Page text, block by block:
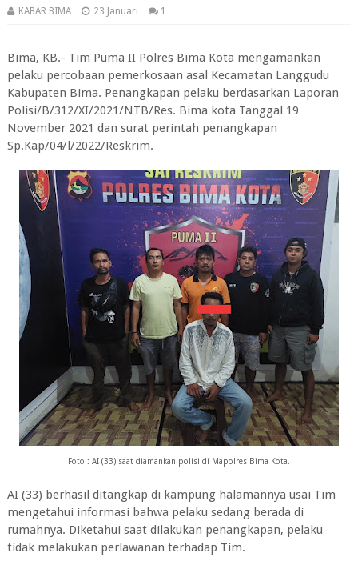
KABAR BIMA 23 Januari 1
Bima, KB.- Tim Puma II Polres Bima Kota mengamankan
pelaku percobaan pemerkosaan asal Kecamatan Langgudu
Kabupaten Bima. Penangkapan pelaku berdasarkan Laporan
Polisi/B/312/XI/2021/NTB/Res. Bima kota Tanggal 19
November 2021 dan surat perintah penangkapan
Sp.Kap/04/l/2022/Reskrim.
Foto : AI (33) saat diamankan polisi di Mapolres Bima Kota.
AI (33) berhasil ditangkap di kampung halamannya usai Tim
mengetahui informasi bahwa pelaku sedang berada di
rumahnya. Diketahui saat dilakukan penangkapan, pelaku
tidak melakukan perlawanan terhadap Tim.